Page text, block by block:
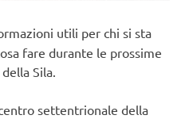
utili per chi si sta
fare durante le prossime
Sila.
settentrionale della